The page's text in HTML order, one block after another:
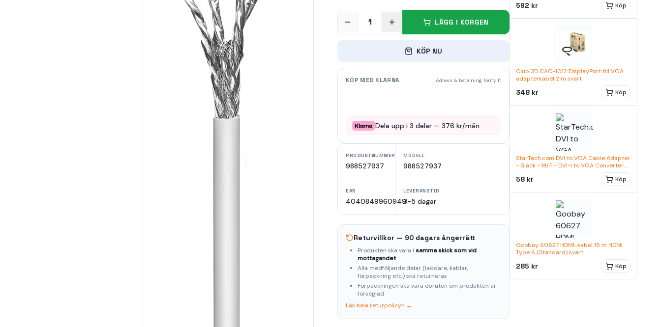
1 LÄGG I KORGEN
KÖP NU
KÖP MED KLARNA Adress & betalning förifyllt
Dela upp i3 delar —376 kr/mån
PRODUKTNUMMER
988527937
MODELL
988527937
EAN
4040849960949
LEVERANSTID
3-5 dagar
Returvillkor — 90 dagars ångerrätt
Produkten ska vara i samma skick som vid
mottagandet
Alla medföljande delar (laddare, kablar,
förpackning etc.) ska returneras
Förpackningen ska vara obruten om produkten är
förseglad
Läs hela returpolicyn →
592 kr Köp
Club 3D CAC-1012 DisplayPort till VGA
adapterkabel 2 m svart
348 kr Köp
StarTech.com DVI to VGA Cable Adapter
- Black - M/F - DVI-I to VGA Converter
Adapter (DVIVGAMFBK) VGA-adapter
svart
58 kr Köp
Goobay 60627 HDMI-kabel 15 m HDMI
Type A (Standard) svart
285 kr Köp